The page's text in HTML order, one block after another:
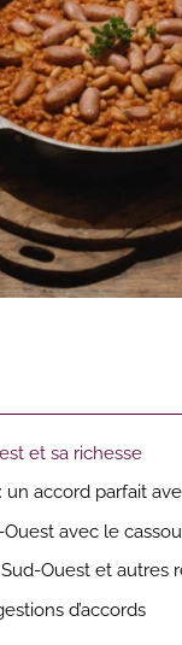
et sa richesse
un accord parfait
avec le
Ouest et autres
d’accords